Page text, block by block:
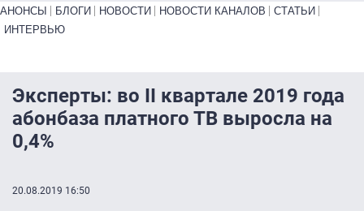
Primary links bottom
АНОНСЫ БЛОГИ НОВОСТИ НОВОСТИ КАНАЛОВ
СТАТЬИ
ИНТЕРВЬЮ
Эксперты: во II квартале 2019 года
абонбаза платного ТВ выросла на
0,4%
20.08.2019 16:50